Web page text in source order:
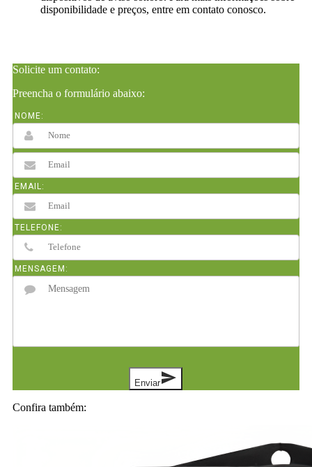
disponibilidade e preços, entre em contato conosco.
Solicite um contato:
Preencha o formulário abaixo:
NOME:
EMAIL:
TELEFONE:
MENSAGEM:
Enviarsend
Confira também: